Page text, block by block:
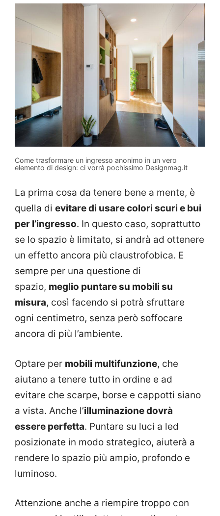
Come trasformare un ingresso anonimo in un vero
elemento di design: ci vorrà pochissimo Designmag.it
La prima cosa da tenere bene a mente, è
quella di evitare di usare colori scuri e bui
per l’ingresso. In questo caso, soprattutto
se lo spazio è limitato, si andrà ad ottenere
un effetto ancora più claustrofobica. E
sempre per una questione di
spazio, meglio puntare su mobili su
misura, così facendo si potrà sfruttare
ogni centimetro, senza però soffocare
ancora di più l’ambiente.
Optare per mobili multifunzione, che
aiutano a tenere tutto in ordine e ad
evitare che scarpe, borse e cappotti siano
a vista. Anche l’illuminazione dovrà
essere perfetta. Puntare su luci a led
posizionate in modo strategico, aiuterà a
rendere lo spazio più ampio, profondo e
luminoso.
Attenzione anche a riempire troppo con